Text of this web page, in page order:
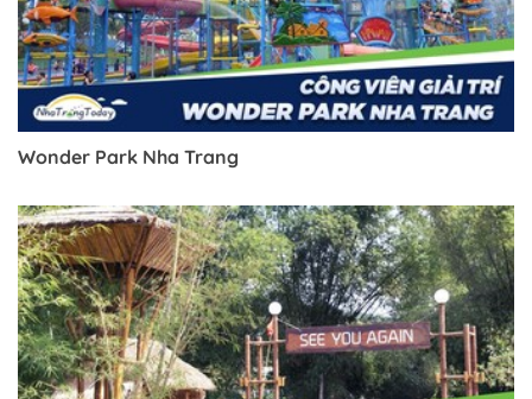
Wonder Park Nha Trang